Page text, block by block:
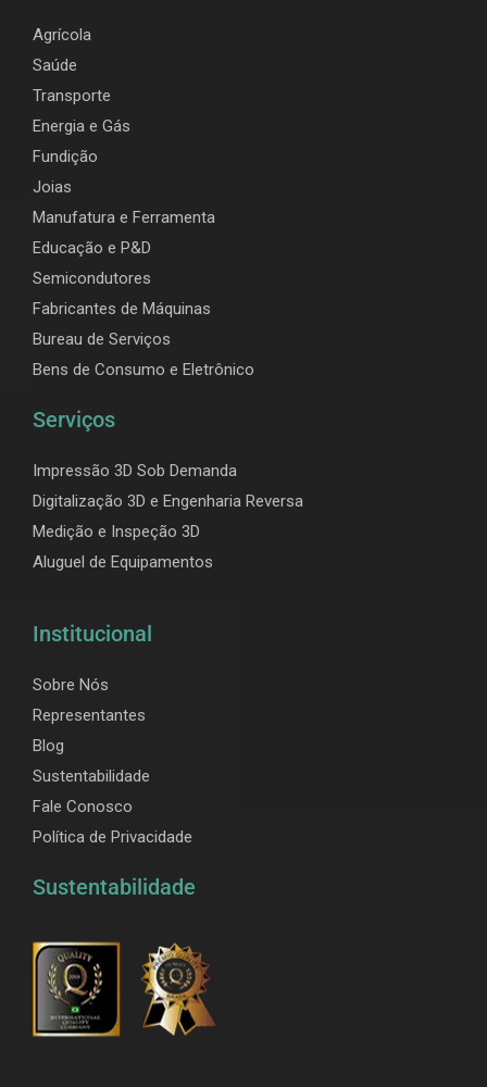
Agrícola
Saúde
Transporte
Energia e Gás
Fundição
Joias
Manufatura e Ferramenta
Educação e P&D
Semicondutores
Fabricantes de Máquinas
Bureau de Serviços
Bens de Consumo e Eletrônico
Serviços
Impressão 3D Sob Demanda
Digitalização 3D e Engenharia Reversa
Medição e Inspeção 3D
Aluguel de Equipamentos
Institucional
Sobre Nós
Representantes
Blog
Sustentabilidade
Fale Conosco
Política de Privacidade
Sustentabilidade